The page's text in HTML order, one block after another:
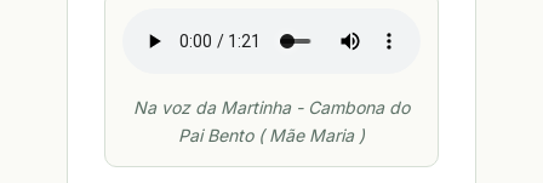
Na voz da Martinha - Cambona do
Pai Bento ( Mãe Maria )